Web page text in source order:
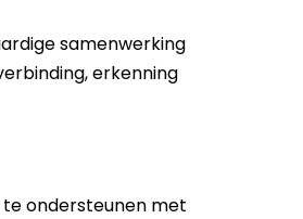
samenwerking
erkenning
te ondersteunen met